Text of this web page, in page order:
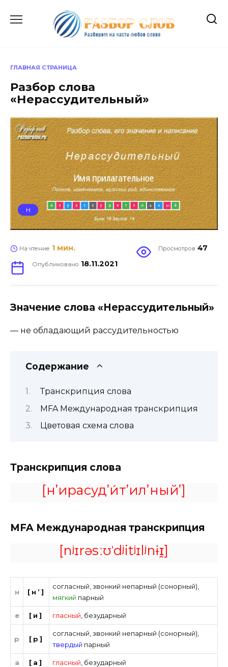
содержанию
ГЛАВНАЯ СТРАНИЦА
Разбор слова
«Нерассудительный»
Н
На чтение 1 мин. Просмотров 47
Опубликовано 18.11.2021
Значение слова «Нерассудительный»
— не обладающий рассудительностью
Содержание
Транскрипция слова
MFA Международная транскрипция
Цветовая схема слова
Транскрипция слова
[н’ирасуд’и́т’ил’ный’]
MFA Международная транскрипция
[nʲɪrəsːʊˈdʲitʲɪlʲnɨɪ̯]
н [н’]
согласный ,звонкий непарный (сонорный)
мягкий парный
е [и] гласный безударный
р [р]
согласный ,звонкий непарный (сонорный)
твердый парный
а [а] гласный безударный